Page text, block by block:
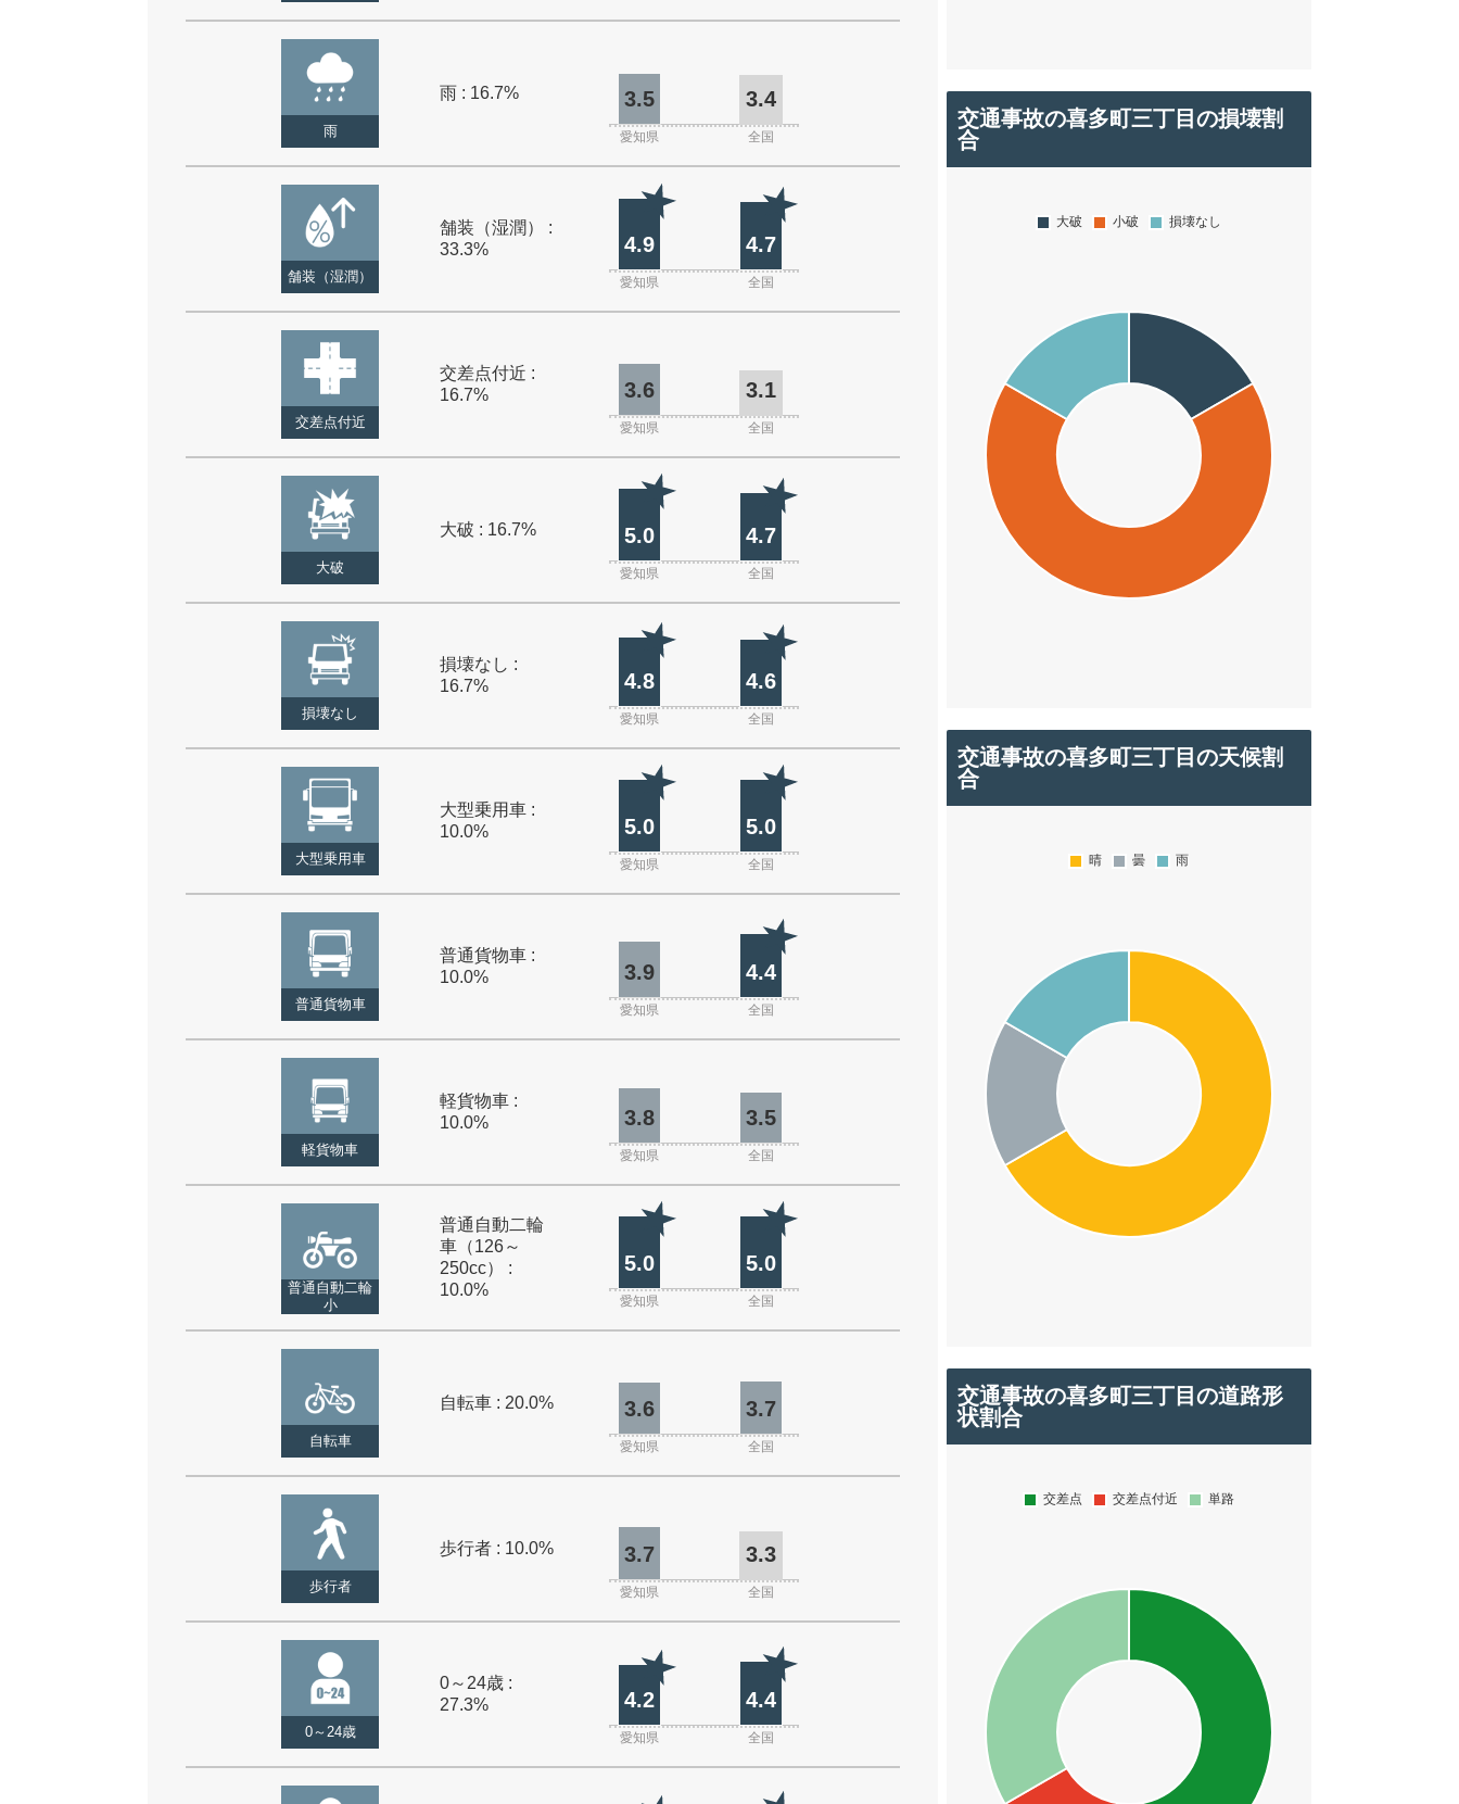
雨
雨 : 16.7% 3.5 3.4
愛知県 全国
舗装（湿潤）
舗装（湿潤） :
33.3%
4.9 4.7
愛知県 全国
交差点付近
交差点付近 :
16.7%
3.6 3.1
愛知県 全国
大破
大破 : 16.7% 5.0 4.7
愛知県 全国
損壊なし
損壊なし :
16.7%
4.8 4.6
愛知県 全国
大型乗用車
大型乗用車 :
10.0%
5.0 5.0
愛知県 全国
普通貨物車
普通貨物車 :
10.0%
3.9 4.4
愛知県 全国
軽貨物車
軽貨物車 :
10.0%
3.8 3.5
愛知県 全国
普通自動二輪
小
普通自動二輪
車（126～
250cc） :
10.0%
5.0 5.0
愛知県 全国
自転車
自転車 : 20.0% 3.6 3.7
愛知県 全国
歩行者
歩行者 : 10.0% 3.7 3.3
愛知県 全国
0～24歳
0～24歳 :
27.3%
4.2 4.4
愛知県 全国
交通事故の喜多町三丁目の損壊割
合
交通事故の喜多町三丁目の天候割
合
交通事故の喜多町三丁目の道路形
状割合